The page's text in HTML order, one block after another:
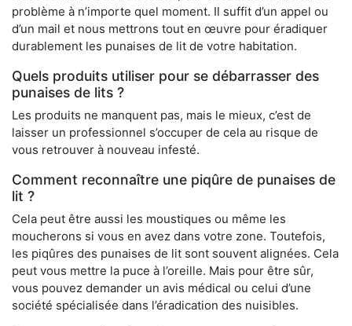
problème à n’importe quel moment. Il suffit d’un appel ou
d’un mail et nous mettrons tout en œuvre pour éradiquer
durablement les punaises de lit de votre habitation.
Quels produits utiliser pour se débarrasser des
punaises de lits ?
Les produits ne manquent pas, mais le mieux, c’est de
laisser un professionnel s’occuper de cela au risque de
vous retrouver à nouveau infesté.
Comment reconnaître une piqûre de punaises de
lit ?
Cela peut être aussi les moustiques ou même les
moucherons si vous en avez dans votre zone. Toutefois,
les piqûres des punaises de lit sont souvent alignées. Cela
peut vous mettre la puce à l’oreille. Mais pour être sûr,
vous pouvez demander un avis médical ou celui d’une
société spécialisée dans l’éradication des nuisibles.